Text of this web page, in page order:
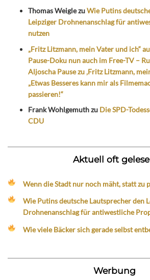
Thomas WeiglezuWie Putins
Leipziger Drohnenanschlag für
nutzen
„Fritz Litzmann, mein Vater und ich“
Pause-Doku nun auch im Free-TV –
Aljoscha Pause zu ‚Fritz Litzmann,
„Etwas Besseres kann mir als
passieren!“
Frank Wohlgemuthzu Die SPD-
CDU
Aktuell oft
Wenn die Stadt nur noch mäht, statt zu
Wie Putins deutsche Lautsprecher den
Drohnenanschlag für antiwestliche
Wie viele Bäcker sich gerade selbst
Werbung